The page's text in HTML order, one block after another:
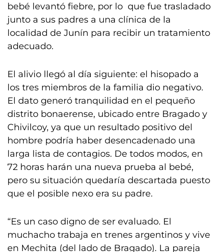
bebé levantó fiebre, por lo que fue trasladado
junto a sus padres a una clínica de la
localidad de Junín para recibir un tratamiento
adecuado.
El alivio llegó al día siguiente: el hisopado a
los tres miembros de la familia dio negativo.
El dato generó tranquilidad en el pequeño
distrito bonaerense, ubicado entre Bragado y
Chivilcoy, ya que un resultado positivo del
hombre podría haber desencadenado una
larga lista de contagios. De todos modos, en
72 horas harán una nueva prueba al bebé,
pero su situación quedaría descartada puesto
que el posible nexo era su padre.
“Es un caso digno de ser evaluado. El
muchacho trabaja en trenes argentinos y vive
en Mechita (del lado de Bragado). La pareja